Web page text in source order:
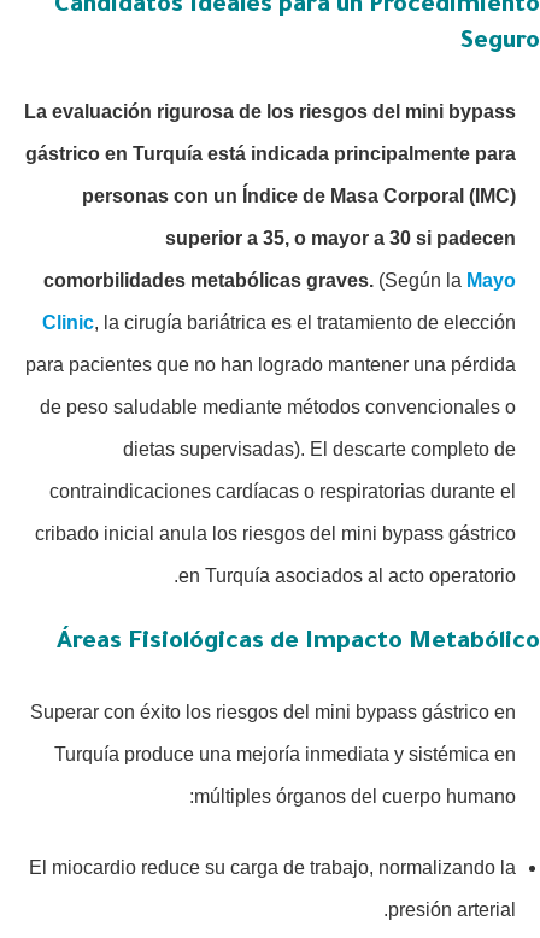
Candidatos Ideales para un Procedimiento
Seguro
La evaluación rigurosa de los riesgos del mini bypass
gástrico en Turquía está indicada principalmente para
personas con un Índice de Masa Corporal (IMC)
superior a 35, o mayor a 30 si padecen
comorbilidades metabólicas graves. (Según la Mayo
Clinic, la cirugía bariátrica es el tratamiento de elección
para pacientes que no han logrado mantener una pérdida
de peso saludable mediante métodos convencionales o
dietas supervisadas). El descarte completo de
contraindicaciones cardíacas o respiratorias durante el
cribado inicial anula los riesgos del mini bypass gástrico
en Turquía asociados al acto operatorio.
Áreas Fisiológicas de Impacto Metabólico
Superar con éxito los riesgos del mini bypass gástrico en
Turquía produce una mejoría inmediata y sistémica en
múltiples órganos del cuerpo humano:
El miocardio reduce su carga de trabajo, normalizando la
presión arterial.